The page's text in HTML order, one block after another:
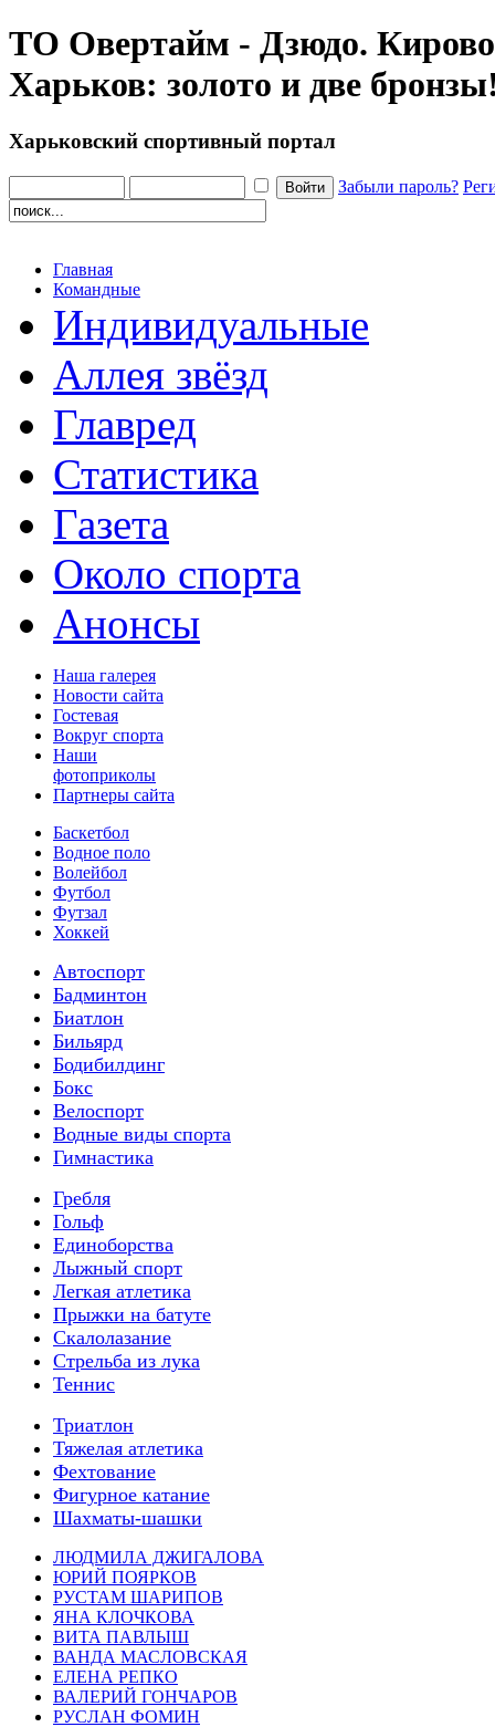
ТО Овертайм - Дзюдо.
Харьков: золото и две
Харьковский спортивный портал
Забыли пароль?
Главная
Командные
Индивидуальные
Аллея звёзд
Главред
Статистика
Газета
Около спорта
Анонсы
Наша галерея
Новости сайта
Гостевая
Вокруг спорта
Наши
фотоприколы
Партнеры сайта
Баскетбол
Водное поло
Волейбол
Футбол
Футзал
Хоккей
Автоспорт
Бадминтон
Биатлон
Бильярд
Бодибилдинг
Бокс
Велоспорт
Водные виды спорта
Гимнастика
Гребля
Гольф
Единоборства
Лыжный спорт
Легкая атлетика
Прыжки на батуте
Скалолазание
Стрельба из лука
Теннис
Триатлон
Тяжелая атлетика
Фехтование
Фигурное катание
Шахматы-шашки
ЛЮДМИЛА ДЖИГАЛОВА
ЮРИЙ ПОЯРКОВ
РУСТАМ ШАРИПОВ
ЯНА КЛОЧКОВА
ВИТА ПАВЛЫШ
ВАНДА МАСЛОВСКАЯ
ЕЛЕНА РЕПКО
ВАЛЕРИЙ ГОНЧАРОВ
РУСЛАН ФОМИН